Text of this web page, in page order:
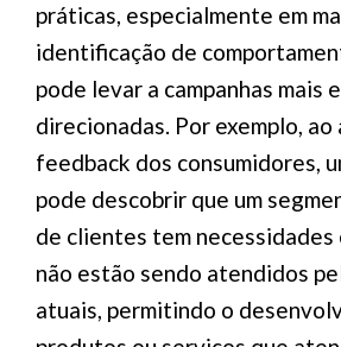
práticas, especialmente em
identificação de
pode levar a campanhas mais
direcionadas. Por exemplo, ao
feedback dos consumidores,
pode descobrir que um
de clientes tem necessidades
não estão sendo atendidos
atuais, permitindo o